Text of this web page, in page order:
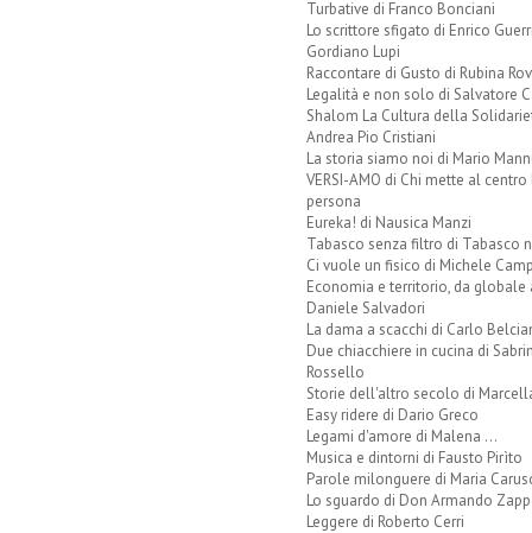
Turbative di Franco Bonciani
Lo scrittore sfigato di Enrico
Gordiano Lupi
Raccontare di Gusto di Rubina
Legalità e non solo di Salvatore
Shalom La Cultura della
Andrea Pio Cristiani
La storia siamo noi di Mario
VERSI-AMO di Chi mette al centro
persona
Eureka! di Nausica Manzi
Tabasco senza filtro di Tabasco
Ci vuole un fisico di Michele
Economia e territorio, da globale
Daniele Salvadori
La dama a scacchi di Carlo
Due chiacchiere in cucina di
Rossello
Storie dell'altro secolo di
Easy ridere di Dario Greco
Legami d'amore di Malena ...
Musica e dintorni di Fausto Pirìto
Parole milonguere di Maria
Lo sguardo di Don Armando
Leggere di Roberto Cerri